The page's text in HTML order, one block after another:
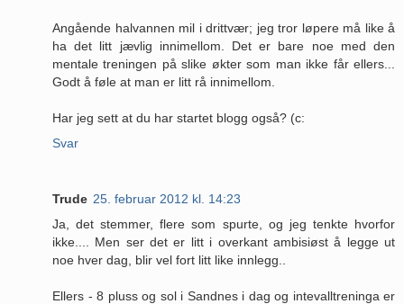
Angående halvannen mil i drittvær; jeg tror løpere må like å
ha det litt jævlig innimellom. Det er bare noe med den
mentale treningen på slike økter som man ikke får ellers...
Godt å føle at man er litt rå innimellom.
Har jeg sett at du har startet blogg også? (c:
Svar
Trude 25. februar 2012 kl. 14:23
Ja, det stemmer, flere som spurte, og jeg tenkte hvorfor
ikke.... Men ser det er litt i overkant ambisiøst å legge ut
noe hver dag, blir vel fort litt like innlegg..
Ellers - 8 pluss og sol i Sandnes i dag og intevalltreninga er